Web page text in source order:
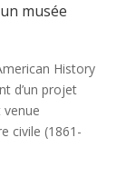
musée
History
d’un projet
venue
civile (1861-